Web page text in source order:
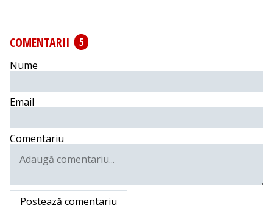
COMENTARII
5
Nume
Email
Comentariu
Postează comentariu